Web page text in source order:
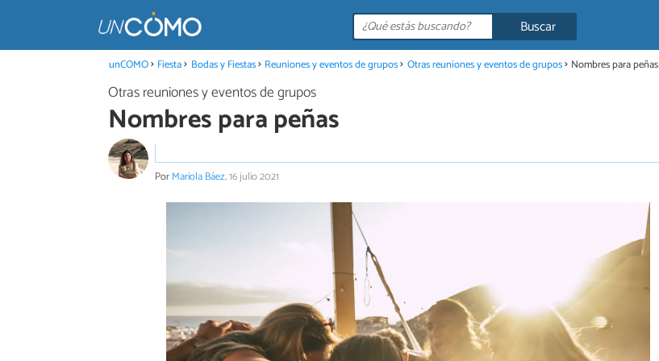
Buscar
unCOMO Fiesta Bodas y Fiestas Reuniones y eventos de grupos Otras reuniones y eventos de grupos Nombres para peñas
Otras reuniones y eventos de grupos
Nombres para peñas
PorMariola Báez.16 julio 2021